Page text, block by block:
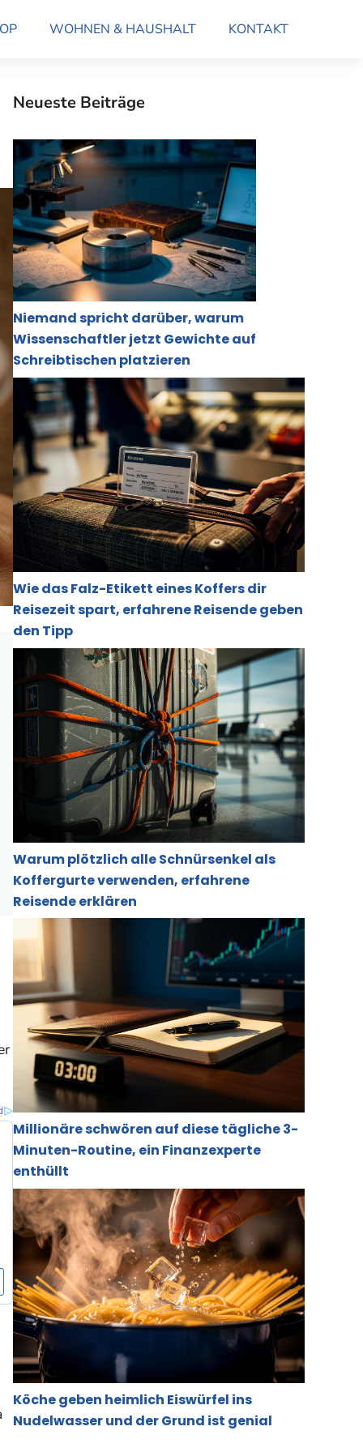
WOHNEN & HAUSHALT KONTAKT
Neueste Beiträge
Niemand spricht darüber, warum
Wissenschaftler jetzt Gewichte auf
Schreibtischen platzieren
Wie das Falz-Etikett eines Koffers dir
Reisezeit spart, erfahrene Reisende geben
den Tipp
Warum plötzlich alle Schnürsenkel als
Koffergurte verwenden, erfahrene
Reisende erklären
Millionäre schwören auf diese tägliche 3-
Minuten-Routine, ein Finanzexperte
enthüllt
Köche geben heimlich Eiswürfel ins
Nudelwasser und der Grund ist genial